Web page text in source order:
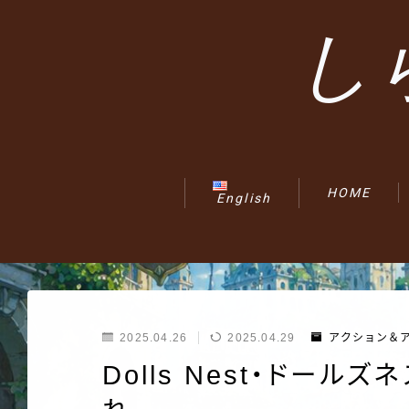
し
English HOME
2025.04.26 2025.04.29 アクション＆
Dolls Nest・ドールズ